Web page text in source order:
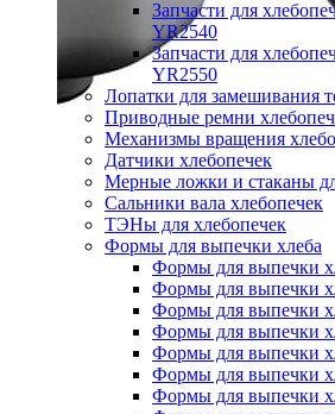
Запчасти для
YR2540
Запчасти для
YR2550
Лопатки для замешивания
Приводные ремни
Механизмы вращения
Датчики хлебопечек
Мерные ложки и стаканы
Сальники вала хлебопечек
ТЭНы для хлебопечек
Формы для выпечки хлеба
Формы для выпечки
Формы для выпечки
Формы для выпечки
Формы для выпечки
Формы для выпечки
Формы для выпечки
Формы для выпечки